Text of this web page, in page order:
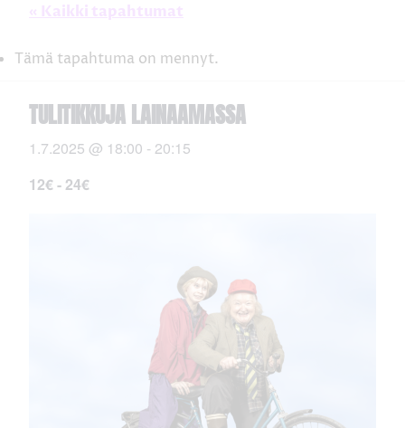
« Kaikki tapahtumat
Tämä tapahtuma on mennyt.
TULITIKKUJA LAINAAMASSA
1.7.2025 @ 18:00 - 20:15
12€ - 24€